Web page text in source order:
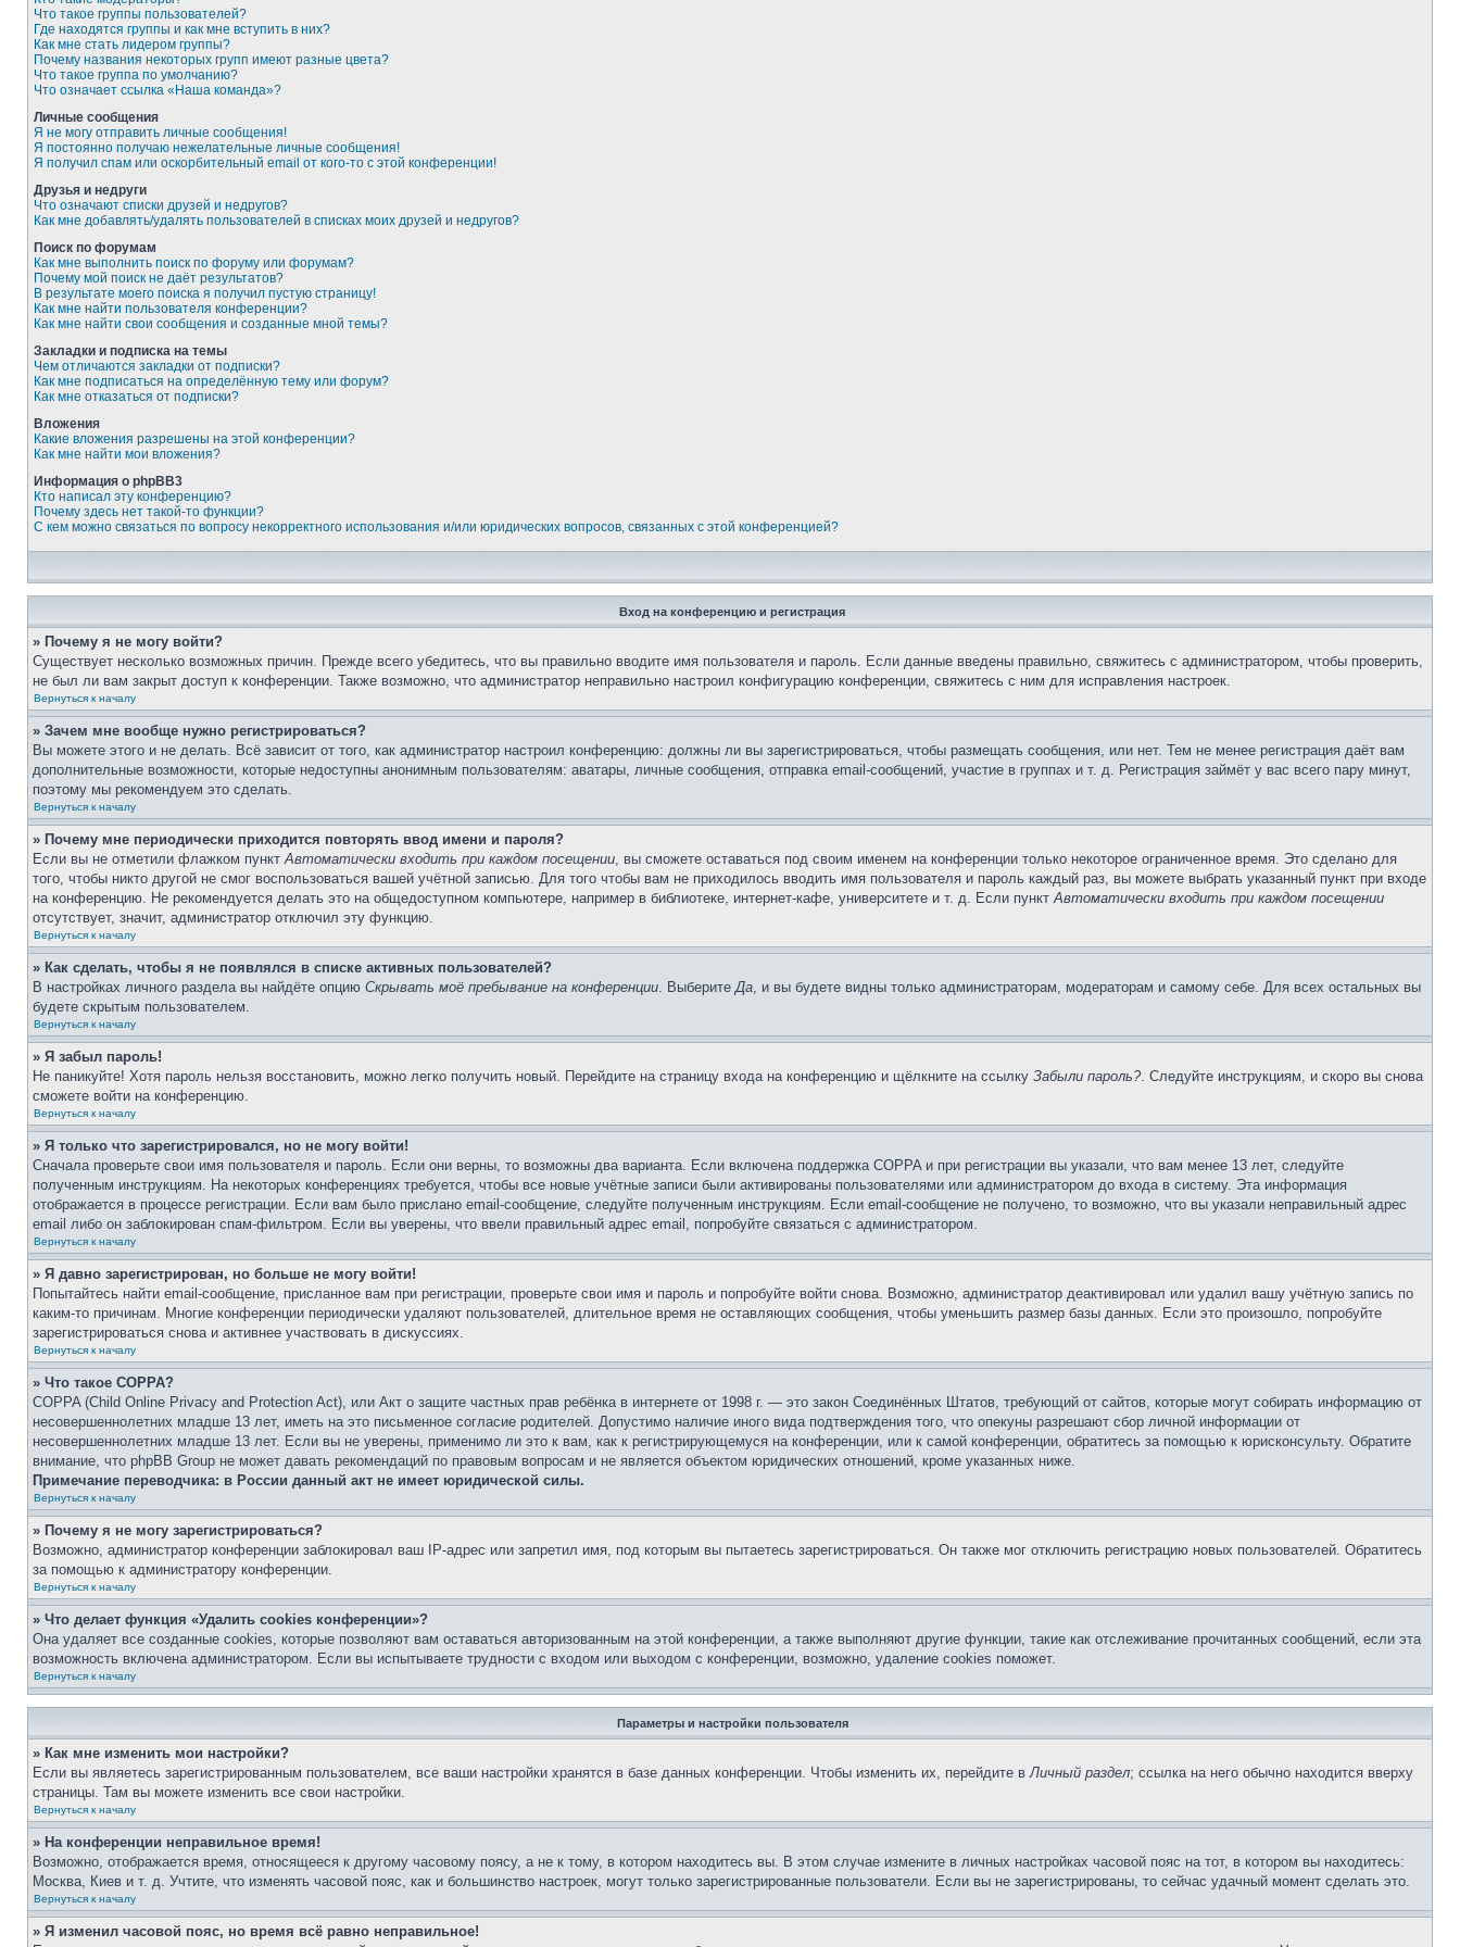
Что такое группы пользователей?
Где находятся группы и как мне вступить в них?
Как мне стать лидером группы?
Почему названия некоторых групп имеют разные цвета?
Что такое группа по умолчанию?
Что означает ссылка «Наша команда»?
Личные сообщения
Я не могу отправить личные сообщения!
Я постоянно получаю нежелательные личные сообщения!
Я получил спам или оскорбительный email от кого-то с этой конференции!
Друзья и недруги
Что означают списки друзей и недругов?
Как мне добавлять/удалять пользователей в списках моих друзей и недругов?
Поиск по форумам
Как мне выполнить поиск по форуму или форумам?
Почему мой поиск не даёт результатов?
В результате моего поиска я получил пустую страницу!
Как мне найти пользователя конференции?
Как мне найти свои сообщения и созданные мной темы?
Закладки и подписка на темы
Чем отличаются закладки от подписки?
Как мне подписаться на определённую тему или форум?
Как мне отказаться от подписки?
Вложения
Какие вложения разрешены на этой конференции?
Как мне найти мои вложения?
Информация о phpBB3
Кто написал эту конференцию?
Почему здесь нет такой-то функции?
С кем можно связаться по вопросу некорректного использования и/или юридических вопросов, связанных с этой конференцией?
Вход на конференцию и регистрация
» Почему я не могу войти?
Существует несколько возможных причин. Прежде всего убедитесь, что вы правильно вводите имя пользователя и пароль. Если данные введены правильно, свяжитесь с администратором, чтобы проверить,
не был ли вам закрыт доступ к конференции. Также возможно, что администратор неправильно настроил конфигурацию конференции, свяжитесь с ним для исправления настроек.
Вернуться к началу
» Зачем мне вообще нужно регистрироваться?
Вы можете этого и не делать. Всё зависит от того, как администратор настроил конференцию: должны ли вы зарегистрироваться, чтобы размещать сообщения, или нет. Тем не менее регистрация даёт вам
дополнительные возможности, которые недоступны анонимным пользователям: аватары, личные сообщения, отправка email-сообщений, участие в группах и т. д. Регистрация займёт у вас всего пару минут,
поэтому мы рекомендуем это сделать.
Вернуться к началу
» Почему мне периодически приходится повторять ввод имени и пароля?
Если вы не отметили флажком пунктАвтоматически входить при каждом посещении, вы сможете оставаться под своим именем на конференции только некоторое ограниченное время. Это сделано для
того, чтобы никто другой не смог воспользоваться вашей учётной записью. Для того чтобы вам не приходилось вводить имя пользователя и пароль каждый раз, вы можете выбрать указанный пункт при входе
на конференцию. Не рекомендуется делать это на общедоступном компьютере, например в библиотеке, интернет-кафе, университете и т. д. Если пунктАвтоматически входить при каждом посещении
отсутствует, значит, администратор отключил эту функцию.
Вернуться к началу
» Как сделать, чтобы я не появлялся в списке активных пользователей?
В настройках личного раздела вы найдёте опцию Скрывать моё пребывание на конференции. ВыберитеДа, и вы будете видны только администраторам, модераторам и самому себе. Для всех остальных вы
будете скрытым пользователем.
Вернуться к началу
» Я забыл пароль!
Не паникуйте! Хотя пароль нельзя восстановить, можно легко получить новый. Перейдите на страницу входа на конференцию и щёлкните на ссылку Забыли пароль?. Следуйте инструкциям, и скоро вы снова
сможете войти на конференцию.
Вернуться к началу
» Я только что зарегистрировался, но не могу войти!
Сначала проверьте свои имя пользователя и пароль. Если они верны, то возможны два варианта. Если включена поддержка COPPA и при регистрации вы указали, что вам менее 13 лет, следуйте
полученным инструкциям. На некоторых конференциях требуется, чтобы все новые учётные записи были активированы пользователями или администратором до входа в систему. Эта информация
отображается в процессе регистрации. Если вам было прислано email-сообщение, следуйте полученным инструкциям. Если email-сообщение не получено, то возможно, что вы указали неправильный адрес
email либо он заблокирован спам-фильтром. Если вы уверены, что ввели правильный адрес email, попробуйте связаться с администратором.
Вернуться к началу
» Я давно зарегистрирован, но больше не могу войти!
Попытайтесь найти email-сообщение, присланное вам при регистрации, проверьте свои имя и пароль и попробуйте войти снова. Возможно, администратор деактивировал или удалил вашу учётную запись по
каким-то причинам. Многие конференции периодически удаляют пользователей, длительное время не оставляющих сообщения, чтобы уменьшить размер базы данных. Если это произошло, попробуйте
зарегистрироваться снова и активнее участвовать в дискуссиях.
Вернуться к началу
» Что такое COPPA?
COPPA (Child Online Privacy and Protection Act), или Акт о защите частных прав ребёнка в интернете от 1998 г. — это закон Соединённых Штатов, требующий от сайтов, которые могут собирать информацию от
несовершеннолетних младше 13 лет, иметь на это письменное согласие родителей. Допустимо наличие иного вида подтверждения того, что опекуны разрешают сбор личной информации от
несовершеннолетних младше 13 лет. Если вы не уверены, применимо ли это к вам, как к регистрирующемуся на конференции, или к самой конференции, обратитесь за помощью к юрисконсульту. Обратите
внимание, что phpBB Group не может давать рекомендаций по правовым вопросам и не является объектом юридических отношений, кроме указанных ниже.
Примечание переводчика: в России данный акт не имеет юридической силы.
Вернуться к началу
» Почему я не могу зарегистрироваться?
Возможно, администратор конференции заблокировал ваш IP-адрес или запретил имя, под которым вы пытаетесь зарегистрироваться. Он также мог отключить регистрацию новых пользователей. Обратитесь
за помощью к администратору конференции.
Вернуться к началу
» Что делает функция «Удалить cookies конференции»?
Она удаляет все созданные cookies, которые позволяют вам оставаться авторизованным на этой конференции, а также выполняют другие функции, такие как отслеживание прочитанных сообщений, если эта
возможность включена администратором. Если вы испытываете трудности с входом или выходом с конференции, возможно, удаление cookies поможет.
Вернуться к началу
Параметры и настройки пользователя
» Как мне изменить мои настройки?
Если вы являетесь зарегистрированным пользователем, все ваши настройки хранятся в базе данных конференции. Чтобы изменить их, перейдите вЛичный раздел; ссылка на него обычно находится вверху
страницы. Там вы можете изменить все свои настройки.
Вернуться к началу
» На конференции неправильное время!
Возможно, отображается время, относящееся к другому часовому поясу, а не к тому, в котором находитесь вы. В этом случае измените в личных настройках часовой пояс на тот, в котором вы находитесь:
Москва, Киев и т. д. Учтите, что изменять часовой пояс, как и большинство настроек, могут только зарегистрированные пользователи. Если вы не зарегистрированы, то сейчас удачный момент сделать это.
Вернуться к началу
» Я изменил часовой пояс, но время всё равно неправильное!